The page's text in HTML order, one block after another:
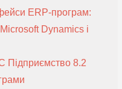
ERP-програм:
Dynamics і
Підприємство 8.2